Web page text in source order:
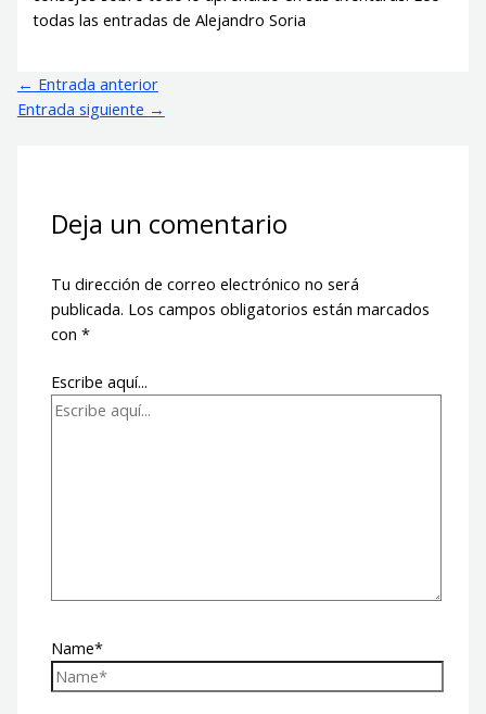
todas las entradas de Alejandro Soria
← Entrada anterior
Entrada siguiente →
Deja un comentario
Tu dirección de correo electrónico no será
publicada. Los campos obligatorios están marcados
con*
Escribe aquí...
Name*